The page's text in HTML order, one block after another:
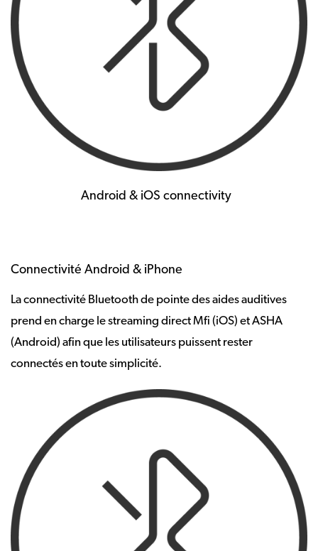
Android & iOS connectivity
Connectivité Android & iPhone
La connectivité Bluetooth de pointe des aides auditives
prend en charge le streaming direct Mfi (iOS) et ASHA
(Android) afin que les utilisateurs puissent rester
connectés en toute simplicité.